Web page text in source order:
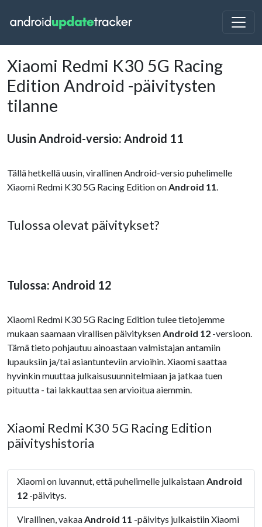
Xiaomi Redmi K30 5G Racing
Edition Android -päivitysten
tilanne
Uusin Android-versio: Android 11
Tällä hetkellä uusin, virallinen Android-versio puhelimelle
Xiaomi Redmi K30 5G Racing Edition onAndroid 11.
Tulossa olevat päivitykset?
Tulossa: Android 12
Xiaomi Redmi K30 5G Racing Edition tulee tietojemme
mukaan saamaan virallisen päivityksenAndroid 12 -versioon.
Tämä tieto pohjautuu ainoastaan valmistajan antamiin
lupauksiin ja/tai asiantunteviin arvioihin. Xiaomi saattaa
hyvinkin muuttaa julkaisusuunnitelmiaan ja jatkaa tuen
pituutta - tai lakkauttaa sen arvioitua aiemmin.
Xiaomi Redmi K30 5G Racing Edition
päivityshistoria
Xiaomi on luvannut, että puhelimelle julkaistaanAndroid
12 -päivitys.
Virallinen, vakaaAndroid 11 -päivitys julkaistiin Xiaomi